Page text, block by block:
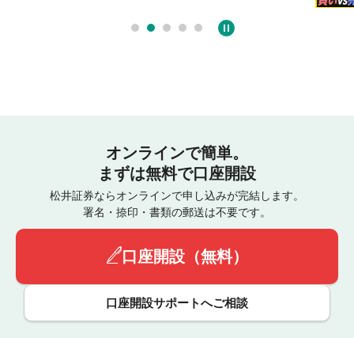
オンラインで簡単。
まずは無料で口座開設
松井証券ならオンラインで申し込みが完結します。
署名・捺印・書類の郵送は不要です。
口座開設（無料）
口座開設サポートへご相談